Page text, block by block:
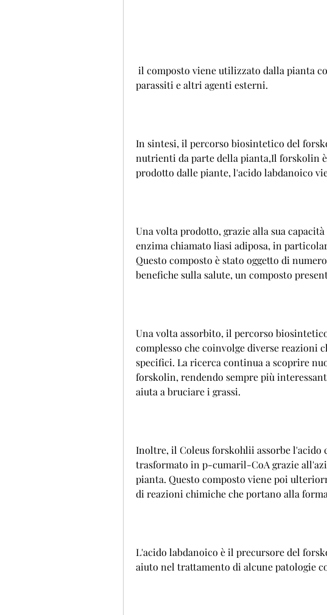
parassiti e altri agenti esterni.
In sintesi, il percorso biosintetico del
nutrienti da parte della pianta,Il forskolin
prodotto dalle piante, l'acido labdanoico
Una volta prodotto, grazie alla sua
enzima chiamato liasi adiposa, in
Questo composto è stato oggetto di
benefiche sulla salute, un composto
Una volta assorbito, il percorso
complesso che coinvolge diverse reazioni
specifici. La ricerca continua a scoprire
forskolin, rendendo sempre più
aiuta a bruciare i grassi.
Inoltre, il Coleus forskohlii assorbe
trasformato in p-cumaril-CoA grazie
pianta. Questo composto viene poi
di reazioni chimiche che portano alla
L'acido labdanoico è il precursore del
aiuto nel trattamento di alcune patologie